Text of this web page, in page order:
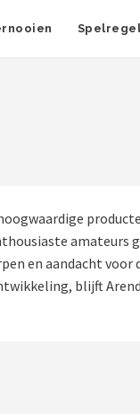
amateurs
en aandacht
blijft